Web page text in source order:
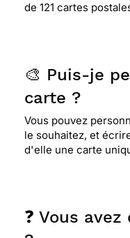
de 121 cartes
🎨 Puis-je
carte ?
Vous pouvez
le souhaitez, et
d'elle une carte
❓ Vous